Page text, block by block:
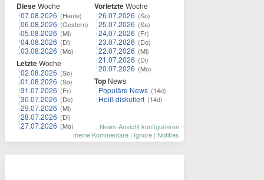
DieseWoche
07.08.2026 (Heute)
06.08.2026 (Gestern)
05.08.2026 (Mi)
04.08.2026 (Di)
03.08.2026 (Mo)
LetzteWoche
02.08.2026 (So)
01.08.2026 (Sa)
31.07.2026 (Fr)
30.07.2026 (Do)
29.07.2026 (Mi)
28.07.2026 (Di)
27.07.2026 (Mo)
VorletzteWoche
26.07.2026 (So)
25.07.2026 (Sa)
24.07.2026 (Fr)
23.07.2026 (Do)
22.07.2026 (Mi)
21.07.2026 (Di)
20.07.2026 (Mo)
Top News
Populäre News (14d)
Heiß diskutiert (14d)
News-Ansicht konfigurieren
meine Kommentare | Ignore | Notifies